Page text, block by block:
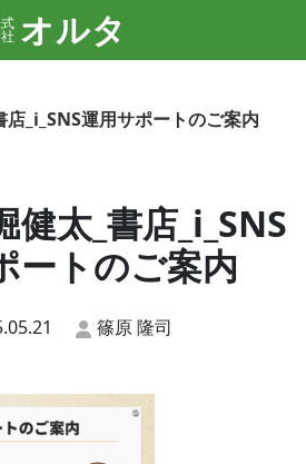
オルタ
_i_SNS運用サポートのご案内
太_書店_i_SNS
ートのご案内
篠原 隆司